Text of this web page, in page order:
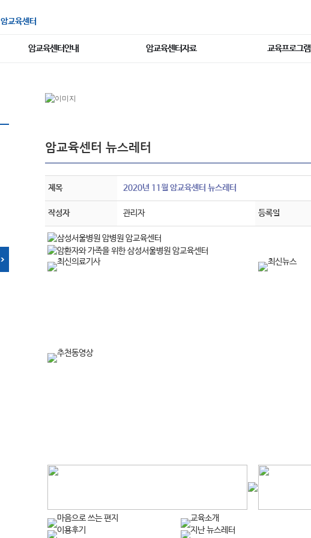
암교육센터
암교육센터안내 암교육센터자료 교육프로그램
암교육센터 뉴스레터
제목 2020년 11월 암교육센터 뉴스레터
작성자 관리자 등록일